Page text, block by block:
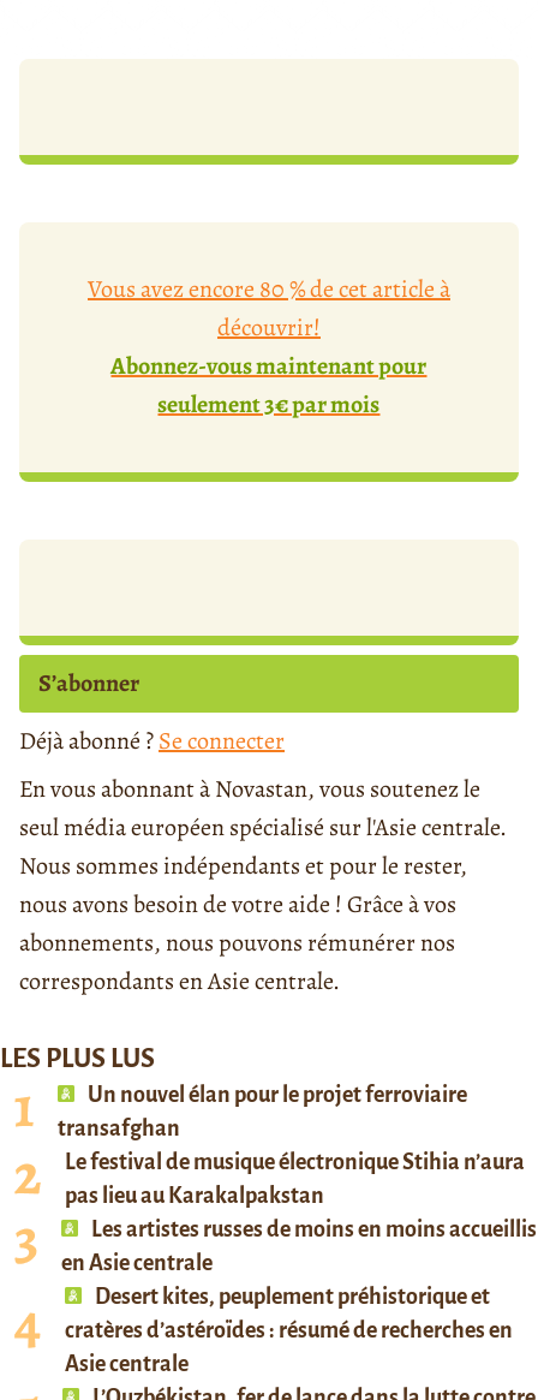
Vous avez encore 80 % de cet article à
découvrir!
Abonnez-vous maintenant pour
seulement 3€ par mois
S’abonner
Déjà abonné ?Se connecter
En vous abonnant à Novastan, vous soutenez le
seul média européen spécialisé sur l'Asie centrale.
Nous sommes indépendants et pour le rester,
nous avons besoin de votre aide ! Grâce à vos
abonnements, nous pouvons rémunérer nos
correspondants en Asie centrale.
LES PLUS LUS
Un nouvel élan pour le projet ferroviaire
transafghan
Le festival de musique électronique Stihia n’aura
pas lieu au Karakalpakstan
Les artistes russes de moins en moins accueillis
en Asie centrale
Desert kites, peuplement préhistorique et
cratères d’astéroïdes : résumé de recherches en
Asie centrale